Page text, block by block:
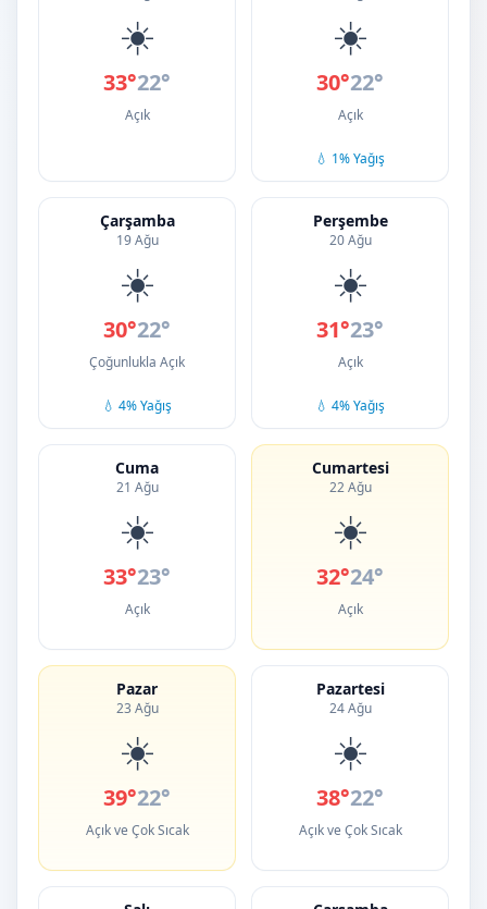
☀️
33°22°
Açık
☀️
30°22°
Açık
💧 1% Yağış
Çarşamba
19 Ağu
☀️
30°22°
Çoğunlukla Açık
💧 4% Yağış
Perşembe
20 Ağu
☀️
31°23°
Açık
💧 4% Yağış
Cuma
21 Ağu
☀️
33°23°
Açık
Cumartesi
22 Ağu
☀️
32°24°
Açık
Pazar
23 Ağu
☀️
39°22°
Açık ve Çok Sıcak
Pazartesi
24 Ağu
☀️
38°22°
Açık ve Çok Sıcak